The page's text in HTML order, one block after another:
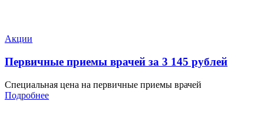
Акции
Первичные приемы врачей за 3 145 рублей
Специальная цена на первичные приемы врачей
Подробнее